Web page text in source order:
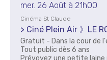
mer. 26 Août à 21h00
Cinéma St Claude
> Ciné Plein Air 》LE
Gratuit - Dans la cour de
Tout public dès 6 ans
Prévoyez une petite laine